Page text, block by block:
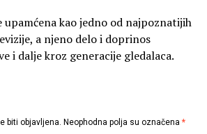
kao jedno od najpoznatijih
a njeno delo i doprinos
i dalje kroz generacije gledalaca.
biti objavljena. Neophodna polja su označena *